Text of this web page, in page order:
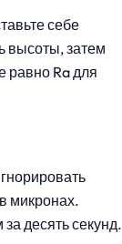
себе
высоты, затем
равно Ra для
микронах.
десять секунд.